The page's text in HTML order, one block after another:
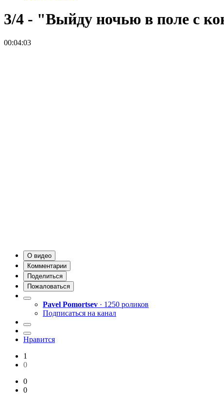
3/4 - "Выйду ночью в поле с
00:04:03
О видео
Комментарии
Поделиться
Пожаловаться
Pavel Pomortsev · 1250 роликов
Подписаться на канал
Нравится
1
0
0
0